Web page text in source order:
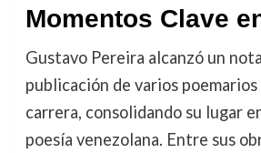
Momentos Clave
Gustavo Pereira alcanzó un
publicación de varios poemarios
carrera, consolidando su lugar
poesía venezolana. Entre sus